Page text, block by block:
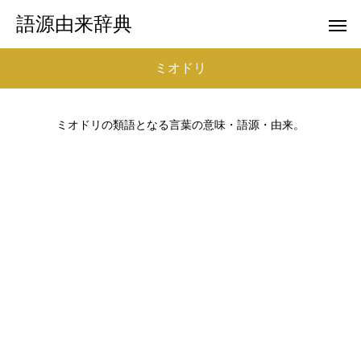
語源由来辞典
ミオドリ
ミオドリの類語となる言葉の意味・語源・由来。